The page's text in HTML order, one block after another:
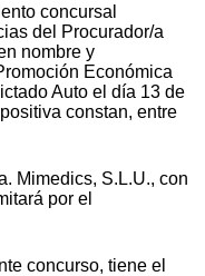
concursal
del Procurador/a
nombre y
Económica
Auto el día 13 de
constan, entre
Mimedics, S.L.U., con
por el
concurso, tiene el